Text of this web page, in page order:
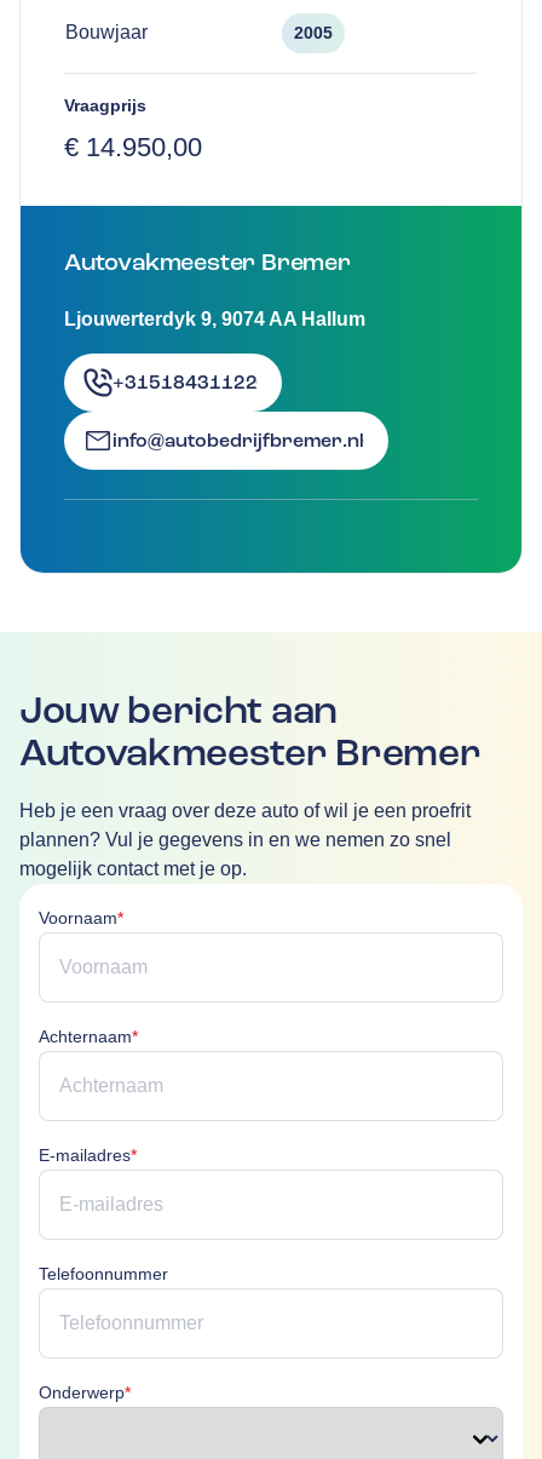
Bouwjaar 2005
Vraagprijs
€ 14.950,00
Autovakmeester Bremer
Ljouwerterdyk 9, 9074 AA Hallum
+31518431122
info@autobedrijfbremer.nl
Jouw bericht aan
Autovakmeester Bremer
Heb je een vraag over deze auto of wil je een proefrit
plannen? Vul je gegevens in en we nemen zo snel
mogelijk contact met je op.
Voornaam*Voornaam is verplicht
Achternaam*Achternaam is verplicht
E-mailadres*E-mailadres is verplicht
Telefoonnummer
Onderwerp*Onderwerp is verplicht